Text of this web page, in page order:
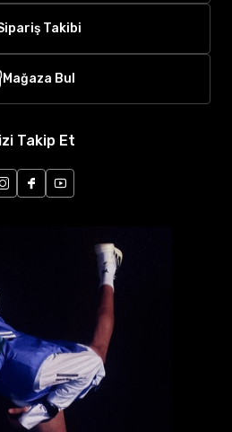
Takibi
Mağaza Bul
Takip Et